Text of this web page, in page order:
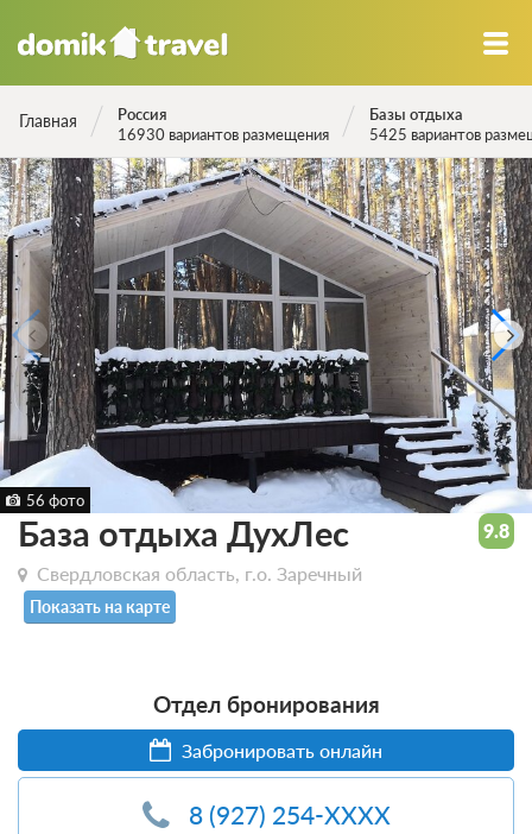
Главная
Россия
16930 вариантов размещения
Базы отдыха
5425 вариантов
56 фото
База отдыха ДухЛес
Свердловская область, г.о. Заречный
Показать на карте
Отдел бронирования
Забронировать онлайн
8 (927) 254-XXXX
9.8